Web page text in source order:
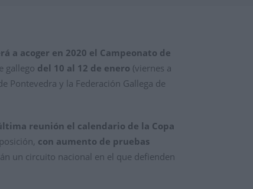
a acoger en 2020 el Campeonato de
gallego del 10 al 12 de enero (viernes a
Pontevedra y la Federación Gallega de
reunión el calendario de la Copa
con aumento de pruebas
un circuito nacional en el que defienden